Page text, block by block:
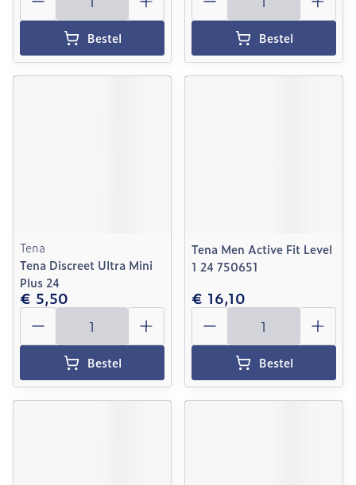
Bestel Bestel
Tena
Tena Discreet Ultra Mini
Plus 24
€ 5,50
Aantal
Bestel
Tena Men Active Fit Level
1 24 750651
€ 16,10
Aantal
Bestel